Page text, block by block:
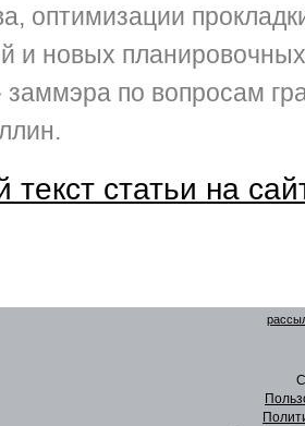
оптимизации
и новых
по вопросам
статьи на